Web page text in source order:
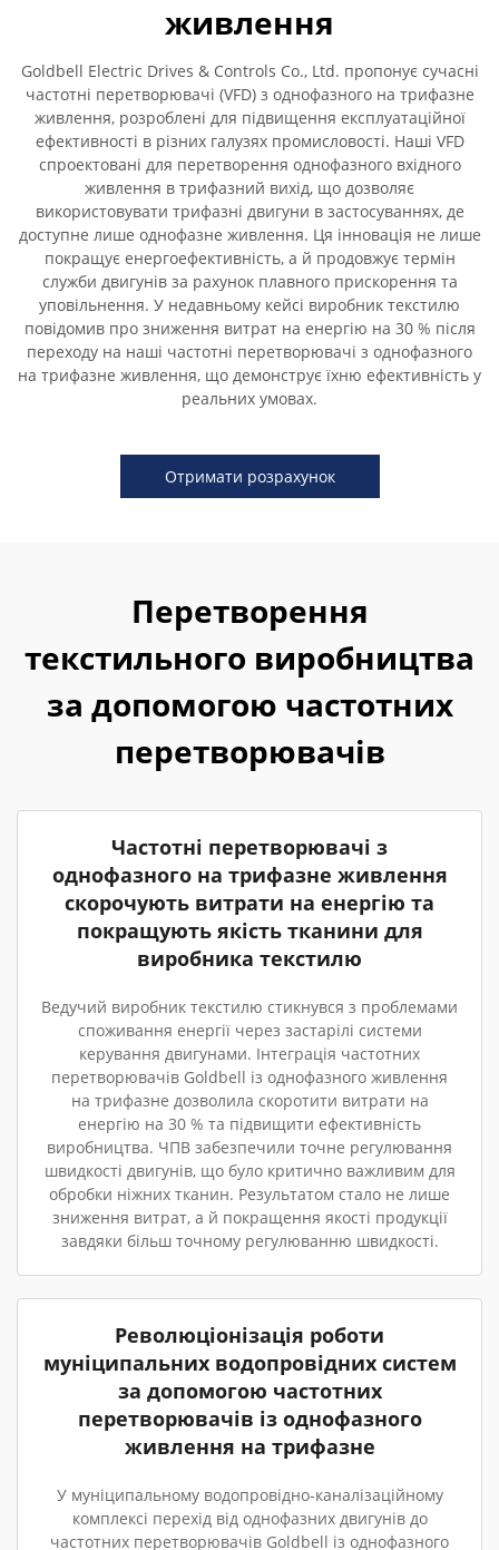
живлення
Goldbell Electric Drives & Controls Co., Ltd. пропонує сучасні
частотні перетворювачі (VFD) з однофазного на трифазне
живлення, розроблені для підвищення експлуатаційної
ефективності в різних галузях промисловості. Наші VFD
спроектовані для перетворення однофазного вхідного
живлення в трифазний вихід, що дозволяє
використовувати трифазні двигуни в застосуваннях, де
доступне лише однофазне живлення. Ця інновація не лише
покращує енергоефективність, а й продовжує термін
служби двигунів за рахунок плавного прискорення та
уповільнення. У недавньому кейсі виробник текстилю
повідомив про зниження витрат на енергію на 30 % після
переходу на наші частотні перетворювачі з однофазного
на трифазне живлення, що демонструє їхню ефективність у
реальних умовах.
Отримати розрахунок
Перетворення
текстильного виробництва
за допомогою частотних
перетворювачів
Частотні перетворювачі з
однофазного на трифазне живлення
скорочують витрати на енергію та
покращують якість тканини для
виробника текстилю
Ведучий виробник текстилю стикнувся з проблемами
споживання енергії через застарілі системи
керування двигунами. Інтеграція частотних
перетворювачів Goldbell із однофазного живлення
на трифазне дозволила скоротити витрати на
енергію на 30 % та підвищити ефективність
виробництва. ЧПВ забезпечили точне регулювання
швидкості двигунів, що було критично важливим для
обробки ніжних тканин. Результатом стало не лише
зниження витрат, а й покращення якості продукції
завдяки більш точному регулюванню швидкості.
Революціонізація роботи
муніципальних водопровідних систем
за допомогою частотних
перетворювачів із однофазного
живлення на трифазне
У муніципальному водопровідно-каналізаційному
комплексі перехід від однофазних двигунів до
частотних перетворювачів Goldbell із однофазного